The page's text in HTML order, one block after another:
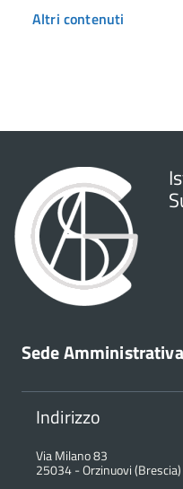
Altri contenuti
Sede Amministrativa
Indirizzo
Via Milano 83
25034-Orzinuovi (Brescia)